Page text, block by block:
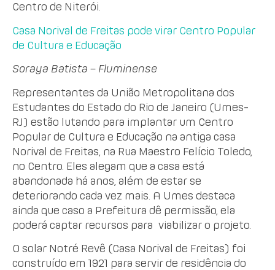
Centro de Niterói.
Casa Norival de Freitas pode virar Centro Popular
de Cultura e Educação
Soraya Batista – Fluminense
Representantes da União Metropolitana dos
Estudantes do Estado do Rio de Janeiro (Umes-
RJ) estão lutando para implantar um Centro
Popular de Cultura e Educação na antiga casa
Norival de Freitas, na Rua Maestro Felício Toledo,
no Centro. Eles alegam que a casa está
abandonada há anos, além de estar se
deteriorando cada vez mais. A Umes destaca
ainda que caso a Prefeitura dê permissão, ela
poderá captar recursos para viabilizar o projeto.
O solar Notré Revê (Casa Norival de Freitas) foi
construído em 1921 para servir de residência do